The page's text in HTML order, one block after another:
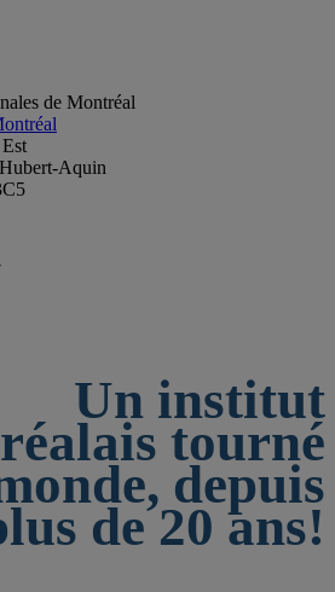
de Montréal
Aquin
Un institut
tourné
depuis
de 20 ans!